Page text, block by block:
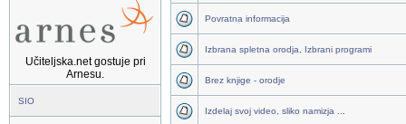
Učiteljska.net gostuje pri
Arnesu.
SIO
Povratna informacija
Izbrana spletna orodja, Izbrani programi
Brez knjige - orodje
Izdelaj svoj video, sliko namizja ...